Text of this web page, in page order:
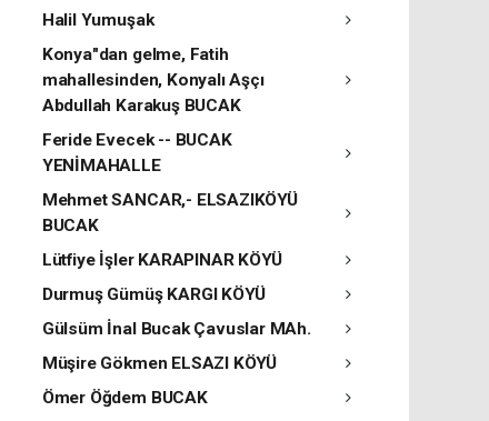
Halil Yumuşak
Konya"dan gelme, Fatih
mahallesinden, Konyalı Aşçı
Abdullah Karakuş BUCAK
Feride Evecek -- BUCAK
YENİMAHALLE
Mehmet SANCAR,- ELSAZIKÖYÜ
BUCAK
Lütfiye İşler KARAPINAR KÖYÜ
Durmuş Gümüş KARGI KÖYÜ
Gülsüm İnal Bucak Çavuslar MAh.
Müşire Gökmen ELSAZI KÖYÜ
Ömer Öğdem BUCAK